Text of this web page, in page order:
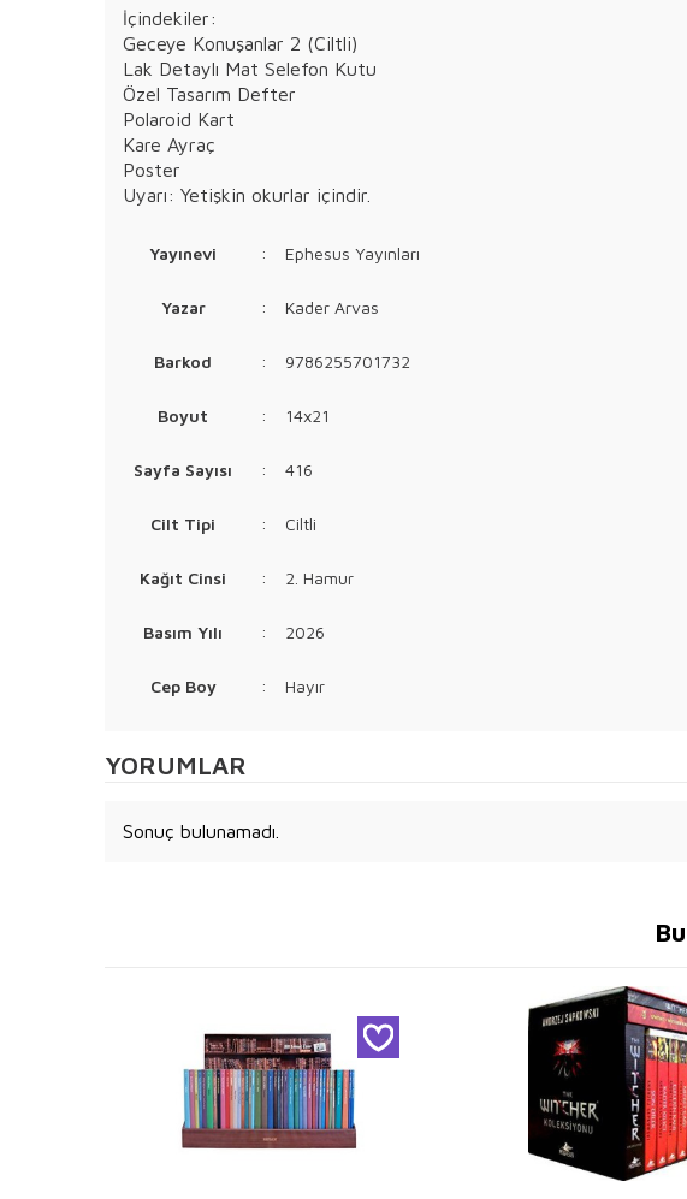
İçindekiler:
Geceye Konuşanlar 2 (Ciltli)
Lak Detaylı Mat Selefon Kutu
Özel Tasarım Defter
Polaroid Kart
Kare Ayraç
Poster
Uyarı: Yetişkin okurlar içindir.
Yayınevi : Ephesus Yayınları
Yazar : Kader Arvas
Barkod : 9786255701732
Boyut : 14x21
Sayfa Sayısı : 416
Cilt Tipi : Ciltli
Kağıt Cinsi : 2. Hamur
Basım Yılı : 2026
Cep Boy : Hayır
YORUMLAR
Sonuç bulunamadı.